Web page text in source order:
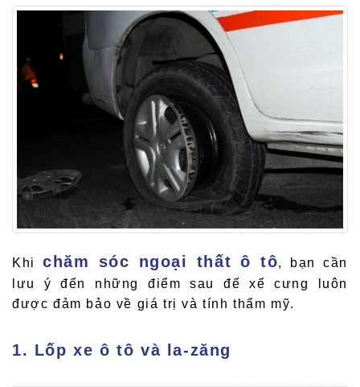
Khi chăm sóc ngoại thất ô tô, bạn cần
lưu ý đến những điểm sau để xế cưng luôn
được đảm bảo về giá trị và tính thẩm mỹ.
1. Lốp xe ô tô và la-zăng